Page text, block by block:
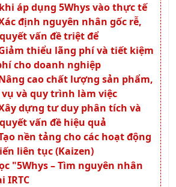
áp dụng 5Whys vào thực tế
định nguyên nhân gốc rễ,
vấn đề triệt để
thiểu lãng phí và tiết kiệm
cho doanh nghiệp
cao chất lượng sản phẩm,
và quy trình làm việc
dựng tư duy phân tích và
vấn đề hiệu quả
nền tảng cho các hoạt động
liên tục (Kaizen)
"5Whys – Tìm nguyên nhân
IRTC